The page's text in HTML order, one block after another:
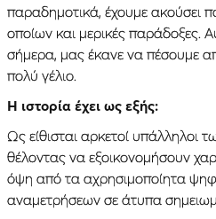
παραδημοτικά, έχουμε ακούσει
οποίων και μερικές παράδοξες.
σήμερα, μας έκανε να πέσουμε
πολύ γέλιο.
Η ιστορία έχει ως εξής:
Ως είθισται αρκετοί υπάλληλοι
θέλοντας να εξοικονομήσουν
όψη από τα αχρησιμοποίητα
αναμετρήσεων σε άτυπα